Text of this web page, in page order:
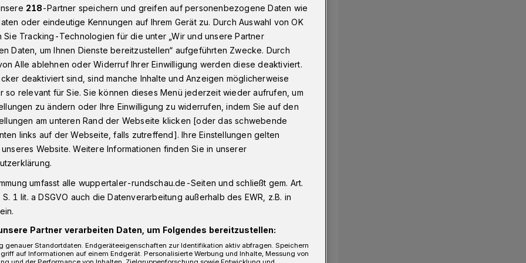
im Wuppertaler Rathaus
14. September im
zur Kommunalwahl 2025 in
(14. September 2025) im Rathaus in
interessierte Bürgerinnen und Bürger
218-Partner speichern und greifen auf personenbezogene Daten wie
oder eindeutige Kennungen auf Ihrem Gerät zu. Durch Auswahl von OK
Sie Tracking-Technologien für die unter „Wir und unsere Partner
Daten, um Ihnen Dienste bereitzustellen“ aufgeführten Zwecke. Durch
Alle ablehnen oder Widerruf Ihrer Einwilligung werden diese deaktiviert.
deaktiviert sind, sind manche Inhalte und Anzeigen möglicherweise
so relevant für Sie. Sie können dieses Menü jederzeit wieder aufrufen, um
zu ändern oder Ihre Einwilligung zu widerrufen, indem Sie auf den
am unteren Rand der Webseite klicken [oder das schwebende
links auf der Webseite, falls zutreffend]. Ihre Einstellungen gelten
Website. Weitere Informationen finden Sie in unserer
umfasst alle wuppertaler-rundschau.de-Seiten und schließt gem. Art.
1 lit. a DSGVO auch die Datenverarbeitung außerhalb des EWR, z.B. in
Partner verarbeiten Daten, um Folgendes bereitzustellen:
genauer Standortdaten. Endgeräteeigenschaften zur Identifikation aktiv abfragen. Speichern
auf Informationen auf einem Endgerät. Personalisierte Werbung und Inhalte, Messung von